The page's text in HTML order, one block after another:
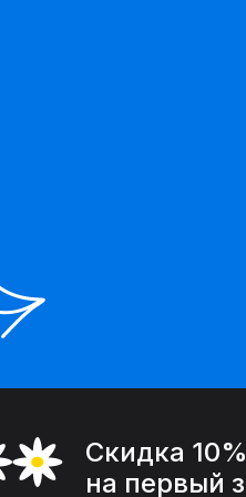
Скидка 10%
на первый